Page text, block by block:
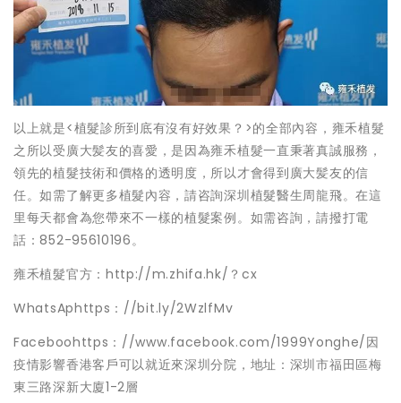
以上就是<植髮診所到底有沒有好效果？>的全部內容，雍禾植髮
之所以受廣大髪友的喜愛，是因為雍禾植髮一直秉著真誠服務，
領先的植髮技術和價格的透明度，所以才會得到廣大髪友的信
任。如需了解更多植髮內容，請咨詢深圳植髮醫生周龍飛。在這
里每天都會為您帶來不一樣的植髮案例。如需咨詢，請撥打電
話：852-95610196。
雍禾植髮官方：http://m.zhifa.hk/？cx
WhatsAphttps：//bit.ly/2WzlfMv
Faceboohttps：//www.facebook.com/1999Yonghe/因
疫情影響香港客戶可以就近來深圳分院，地址：深圳市福田區梅
東三路深新大廈1-2層